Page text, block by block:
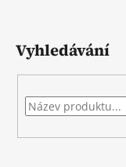
Vyhledávání